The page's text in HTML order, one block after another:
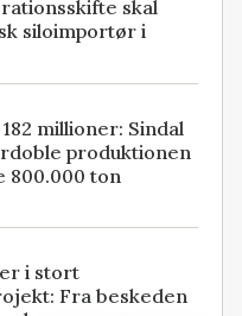
skal
siloimportør i
millioner: Sindal
produktionen
800.000 ton
i stort
Fra beskeden